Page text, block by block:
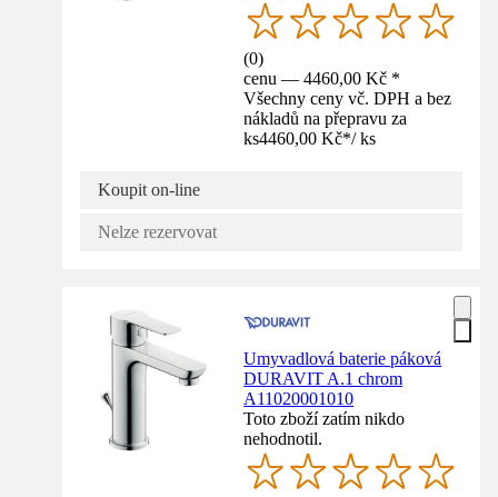
(0)
cenu — 4460,00 Kč *
Všechny ceny vč. DPH a bez
nákladů na přepravu za
ks4460,00 Kč*/ ks
Koupit on-line
Nelze rezervovat
Umyvadlová baterie páková
DURAVIT A.1 chrom
A11020001010
Toto zboží zatím nikdo
nehodnotil.